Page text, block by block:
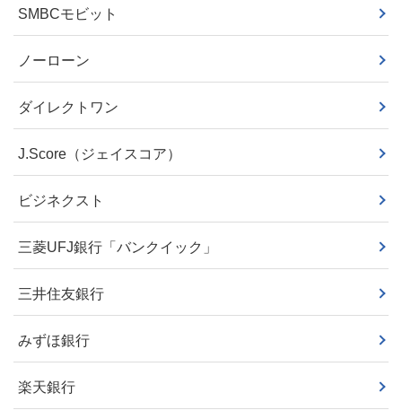
SMBCモビット
ノーローン
ダイレクトワン
J.Score（ジェイスコア）
ビジネクスト
三菱UFJ銀行「バンクイック」
三井住友銀行
みずほ銀行
楽天銀行